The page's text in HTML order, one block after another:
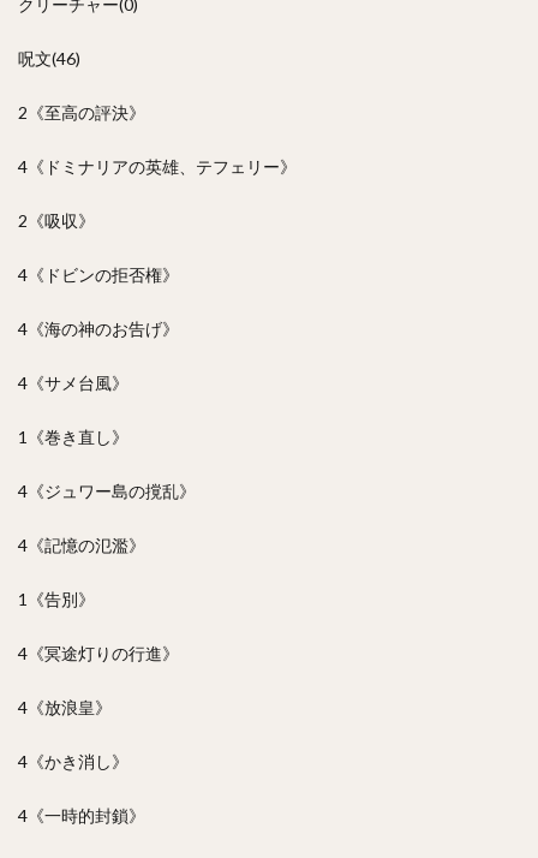
クリーチャー(0)
呪文(46)
2《至高の評決》
4《ドミナリアの英雄、テフェリー》
2《吸収》
4《ドビンの拒否権》
4《海の神のお告げ》
4《サメ台風》
1《巻き直し》
4《ジュワー島の撹乱》
4《記憶の氾濫》
1《告別》
4《冥途灯りの行進》
4《放浪皇》
4《かき消し》
4《一時的封鎖》